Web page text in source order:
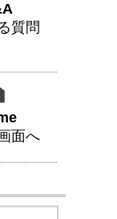
質問
面へ